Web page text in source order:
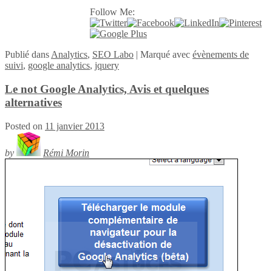
Follow Me:
Publié dans Analytics, SEO Labo | Marqué avec évènements de
suivi, google analytics, jquery
Le not Google Analytics, Avis et quelques
alternatives
Posted on 11 janvier 2013
by Rémi Morin